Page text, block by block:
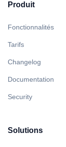
Produit
Fonctionnalités
Tarifs
Changelog
Documentation
Security
Solutions